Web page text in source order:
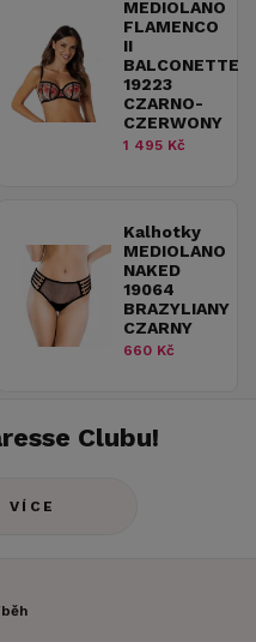
MEDIOLANO
FLAMENCO
II
BALCONETTE
19223
CZARNO-
CZERWONY
1 495 Kč
Kalhotky
MEDIOLANO
NAKED
19064
BRAZYLIANY
CZARNY
660 Kč
Clubu!